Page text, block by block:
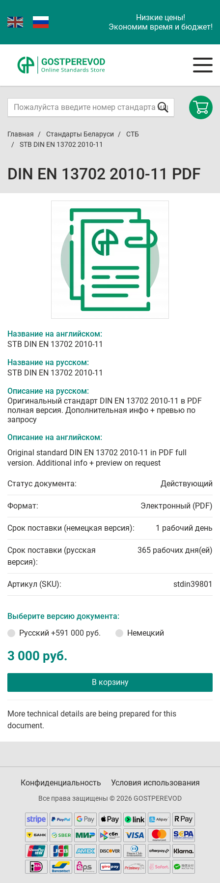
Низкие цены!
Экономим время и бюджет!
Главная Стандарты Беларуси
СТБ
STB DIN EN 13702 2010-11
DIN EN 13702 2010-11 PDF
Название на английском:
STB DIN EN 13702 2010-11
Название на русском:
STB DIN EN 13702 2010-11
Описание на русском:
Оригинальный стандарт DIN EN 13702 2010-11 в PDF
полная версия. Дополнительная инфо + превью по
запросу
Описание на английском:
Original standard DIN EN 13702 2010-11 in PDF full
version. Additional info + preview on request
Статус документа: Действующий
Формат: Электронный (PDF)
Срок поставки (немецкая версия): 1 рабочий день
Срок поставки (русская
версия):
365 рабочих дня(ей)
Артикул (SKU): stdin39801
Выберите версию документа:
Русский +591 000 руб. Немецкий
3 000 руб.
В корзину
More technical details are being prepared for this
document.
Конфиденциальность Условия использования
Все права защищены © 2026 GOSTPEREVOD